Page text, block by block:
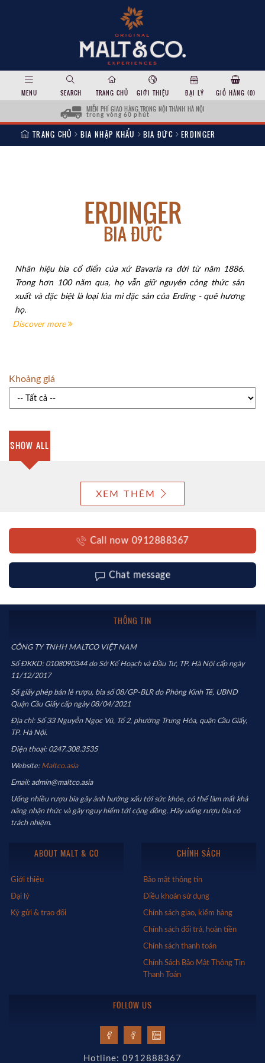
MENU SEARCH TRANG CHỦ GIỚI THIỆU ĐẠI LÝ GIỎ HÀNG (0)
MIỄN PHÍ GIAO HÀNG TRONG NỘI THÀNH HÀ NỘI
trong vòng 60 phút
TRANG CHỦ BIA NHẬP KHẨU BIA ĐỨC ERDINGER
ERDINGER
BIA ĐỨC
Nhãn hiệu bia cổ điển của xứ Bavaria ra đời từ năm 1886.
Trong hơn 100 năm qua, họ vẫn giữ nguyên công thức sản
xuất và đặc biệt là loại lúa mì đặc sản của Erding - quê hương
họ.
Discover more
Khoảng giá
SHOW ALL
XEM THÊM
Call now 0912888367
Chat message
THÔNG TIN
CÔNG TY TNHH MALTCO VIỆT NAM
Số ĐKKD: 0108090344 do Sở Kế Hoạch và Đầu Tư, TP. Hà Nội cấp ngày
11/12/2017
Số giấy phép bán lẻ rượu, bia số 08/GP-BLR do Phòng Kinh Tế, UBND
Quận Cầu Giấy cấp ngày 08/04/2021
Địa chỉ: Số 33 Nguyễn Ngọc Vũ, Tổ 2, phường Trung Hòa, quận Cầu Giấy,
TP. Hà Nội.
Điện thoại: 0247.308.3535
Website: Maltco.asia
Email: admin@maltco.asia
Uống nhiều rượu bia gây ảnh hưởng xấu tới sức khỏe, có thể làm mất khả
năng nhận thức và gây nguy hiểm tới cộng đồng. Hãy uống rượu bia có
trách nhiệm.
ABOUT MALT & CO
Giới thiệu
Đại lý
Ký gửi & trao đổi
CHÍNH SÁCH
Bảo mật thông tin
Điều khoản sử dụng
Chính sách giao, kiểm hàng
Chính sách đổi trả, hoàn tiền
Chính sách thanh toán
Chính Sách Bảo Mật Thông Tin
Thanh Toán
FOLLOW US
Hotline: 0912888367